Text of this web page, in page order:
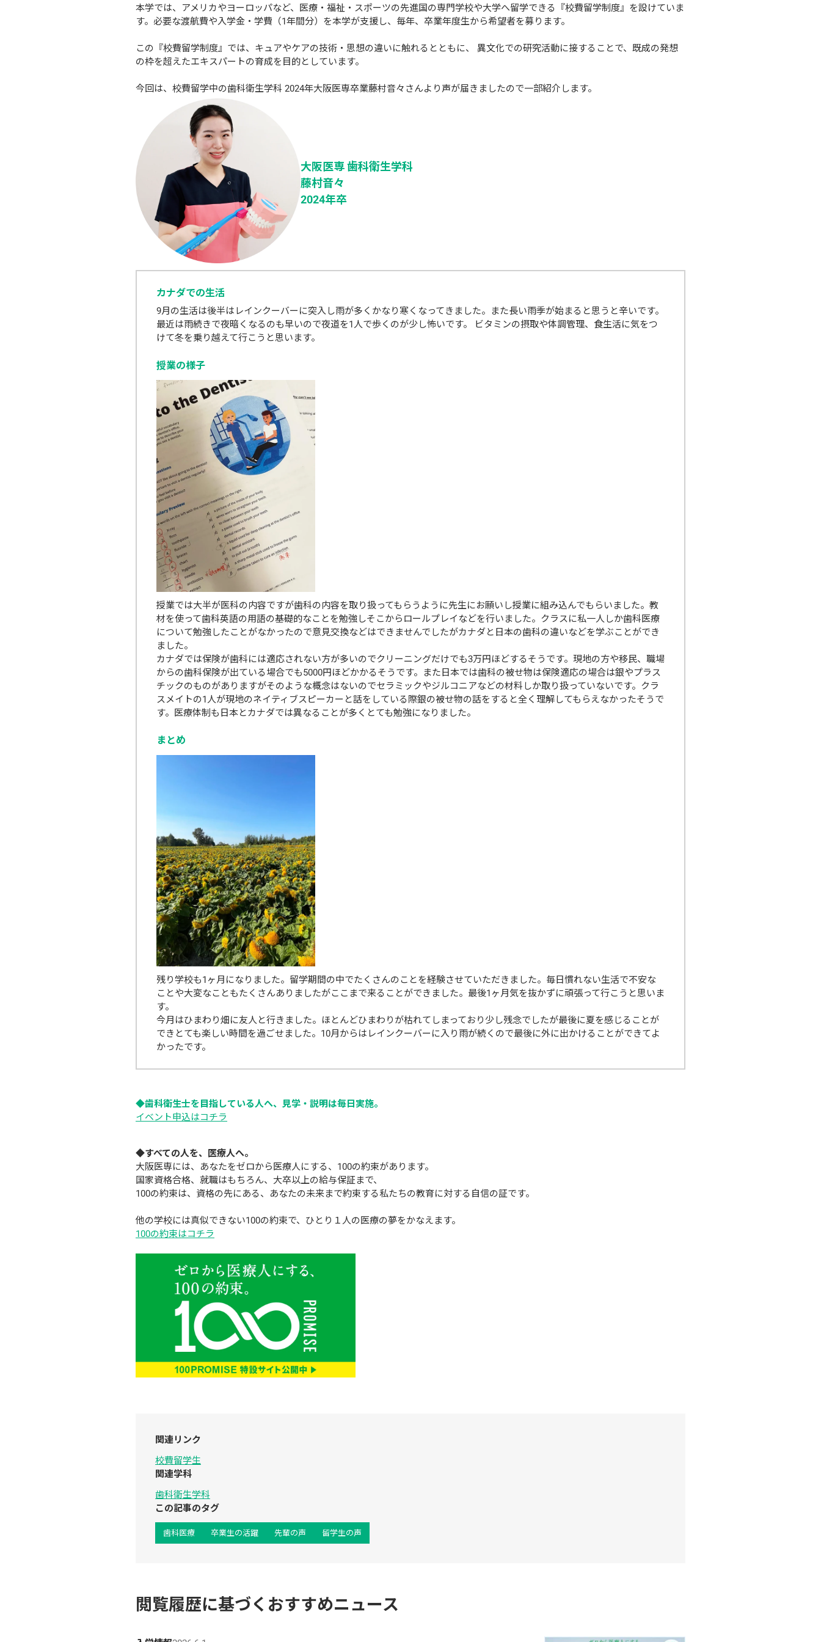
本学では、アメリカやヨーロッパなど、医療・福祉・スポーツの先進国の専門学校や大学へ留学できる『校費留学制度』を設けていま
す。必要な渡航費や入学金・学費（1年間分）を本学が支援し、毎年、卒業年度生から希望者を募ります。
この『校費留学制度』では、キュアやケアの技術・思想の違いに触れるとともに、 異文化での研究活動に接することで、既成の発想
の枠を超えたエキスパートの育成を目的としています。
今回は、校費留学中の歯科衛生学科 2024年大阪医専卒業藤村音々さんより声が届きましたので一部紹介します。
大阪医専 歯科衛生学科
藤村音々
2024年卒
カナダでの生活
9月の生活は後半はレインクーバーに突入し雨が多くかなり寒くなってきました。また長い雨季が始まると思うと辛いです。
最近は雨続きで夜暗くなるのも早いので夜道を1人で歩くのが少し怖いです。 ビタミンの摂取や体調管理、食生活に気をつ
けて冬を乗り越えて行こうと思います。
授業の様子
授業では大半が医科の内容ですが歯科の内容を取り扱ってもらうように先生にお願いし授業に組み込んでもらいました。教
材を使って歯科英語の用語の基礎的なことを勉強しそこからロールプレイなどを行いました。クラスに私一人しか歯科医療
について勉強したことがなかったので意見交換などはできませんでしたがカナダと日本の歯科の違いなどを学ぶことができ
ました。
カナダでは保険が歯科には適応されない方が多いのでクリーニングだけでも3万円ほどするそうです。現地の方や移民、職場
からの歯科保険が出ている場合でも5000円ほどかかるそうです。また日本では歯科の被せ物は保険適応の場合は銀やプラス
チックのものがありますがそのような概念はないのでセラミックやジルコニアなどの材料しか取り扱っていないです。クラ
スメイトの1人が現地のネイティブスピーカーと話をしている際銀の被せ物の話をすると全く理解してもらえなかったそうで
す。医療体制も日本とカナダでは異なることが多くとても勉強になりました。
まとめ
残り学校も1ヶ月になりました。留学期間の中でたくさんのことを経験させていただきました。毎日慣れない生活で不安な
ことや大変なこともたくさんありましたがここまで来ることができました。最後1ヶ月気を抜かずに頑張って行こうと思いま
す。
今月はひまわり畑に友人と行きました。ほとんどひまわりが枯れてしまっており少し残念でしたが最後に夏を感じることが
できとても楽しい時間を過ごせました。10月からはレインクーバーに入り雨が続くので最後に外に出かけることができてよ
かったです。
◆歯科衛生士を目指している人へ、見学・説明は毎日実施。
イベント申込はコチラ
◆すべての人を、医療人へ。
大阪医専には、あなたをゼロから医療人にする、100の約束があります。
国家資格合格、就職はもちろん、大卒以上の給与保証まで、
100の約束は、資格の先にある、あなたの未来まで約束する私たちの教育に対する自信の証です。
他の学校には真似できない100の約束で、ひとり１人の医療の夢をかなえます。
100の約束はコチラ
関連リンク
校費留学生
関連学科
歯科衛生学科
この記事のタグ
歯科医療 卒業生の活躍 先輩の声 留学生の声
閲覧履歴に基づくおすすめニュース